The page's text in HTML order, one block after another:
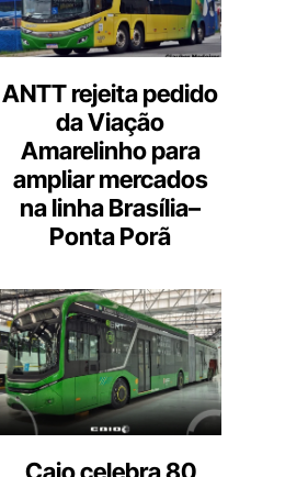
ANTT rejeita pedido
da Viação
Amarelinho para
ampliar mercados
na linha Brasília–
Ponta Porã